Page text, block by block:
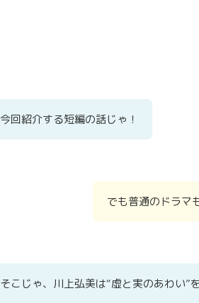
今回紹介する短編の話じゃ！
でも普通のドラマ
そこじゃ、川上弘美は“虚と実のあわい”